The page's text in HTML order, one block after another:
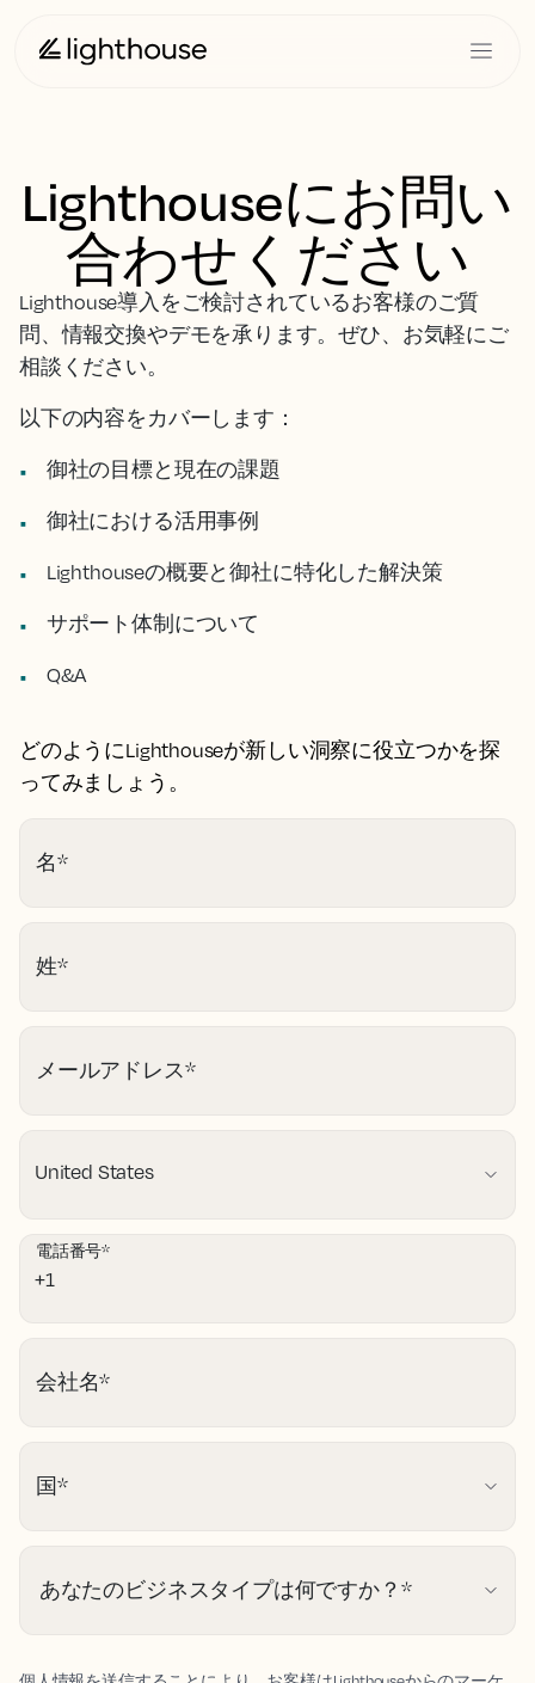
Lighthouseにお問い
合わせください
Lighthouse導入をご検討されているお客様のご質
問、情報交換やデモを承ります。ぜひ、お気軽にご
相談ください。
以下の内容をカバーします：
御社の目標と現在の課題
御社における活用事例
Lighthouseの概要と御社に特化した解決策
サポート体制について
Q&A
どのようにLighthouseが新しい洞察に役立つかを探
ってみましょう。
名*
姓*
メールアドレス*
電話番号*
会社名*
国*
あなたのビジネスタイプは何ですか？ *